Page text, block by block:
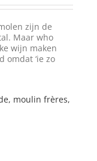
zijn de
Maar who
wijn maken
omdat ‘ie zo
moulin frères,